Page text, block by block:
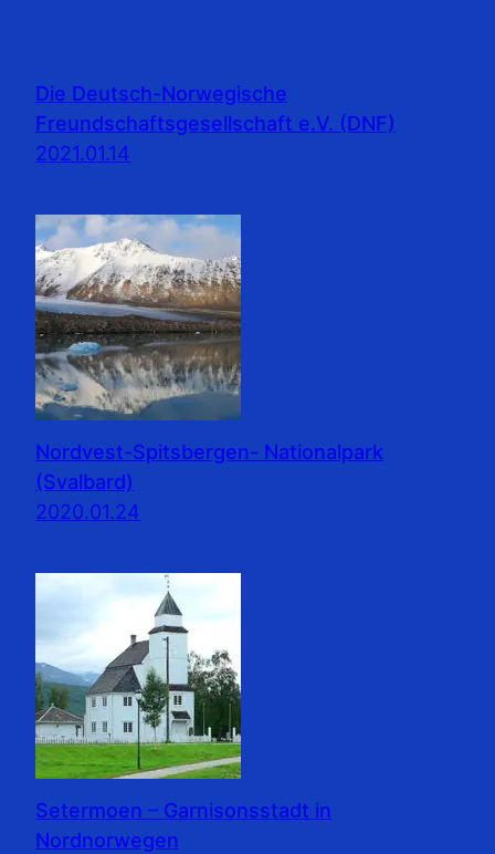
Die Deutsch-Norwegische
Freundschaftsgesellschaft e.V. (DNF)
2021.01.14
Nordvest-Spitsbergen- Nationalpark
(Svalbard)
2020.01.24
Setermoen – Garnisonsstadt in
Nordnorwegen